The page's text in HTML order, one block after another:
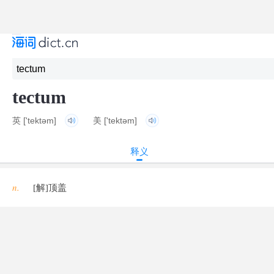
tectum
英 ['tektəm] 美 ['tektəm]
释义
n. [解]顶盖